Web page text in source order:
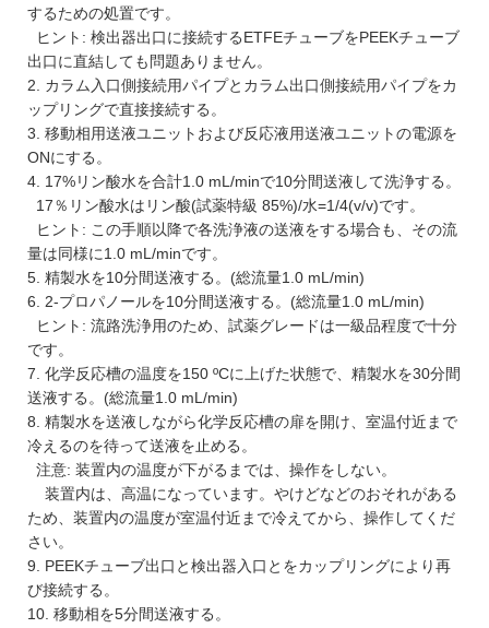
するための処置です。
ヒント: 検出器出口に接続するETFEチューブをPEEKチューブ
出口に直結しても問題ありません。
2. カラム入口側接続用パイプとカラム出口側接続用パイプをカ
ップリングで直接接続する。
3. 移動相用送液ユニットおよび反応液用送液ユニットの電源を
ONにする。
4. 17%リン酸水を合計1.0 mL/minで10分間送液して洗浄する。
17％リン酸水はリン酸(試薬特級 85%)/水=1/4(v/v)です。
ヒント: この手順以降で各洗浄液の送液をする場合も、その流
量は同様に1.0 mL/minです。
5. 精製水を10分間送液する。(総流量1.0 mL/min)
6. 2-プロパノールを10分間送液する。(総流量1.0 mL/min)
ヒント: 流路洗浄用のため、試薬グレードは一級品程度で十分
です。
7. 化学反応槽の温度を150 ºCに上げた状態で、精製水を30分間
送液する。(総流量1.0 mL/min)
8. 精製水を送液しながら化学反応槽の扉を開け、室温付近まで
冷えるのを待って送液を止める。
注意: 装置内の温度が下がるまでは、操作をしない。
装置内は、高温になっています。やけどなどのおそれがある
ため、装置内の温度が室温付近まで冷えてから、操作してくだ
さい。
9. PEEKチューブ出口と検出器入口とをカップリングにより再
び接続する。
10. 移動相を5分間送液する。